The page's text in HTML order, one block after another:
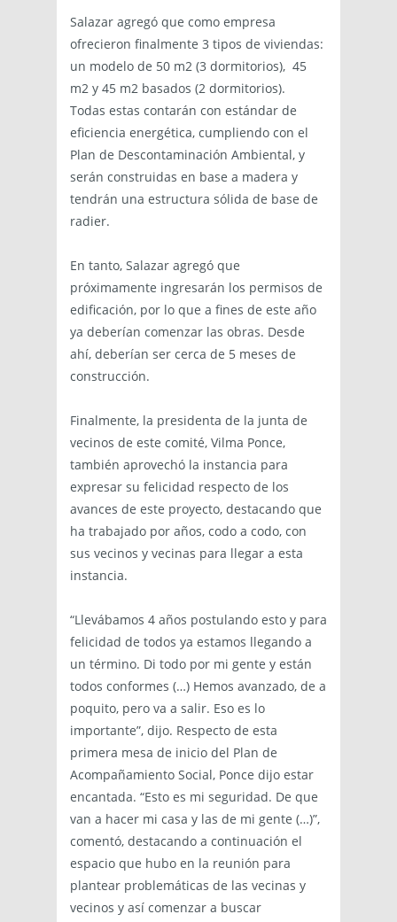
Salazar agregó que como empresa
ofrecieron finalmente 3 tipos de viviendas:
un modelo de 50 m2 (3 dormitorios), 45
m2 y 45 m2 basados (2 dormitorios).
Todas estas contarán con estándar de
eficiencia energética, cumpliendo con el
Plan de Descontaminación Ambiental, y
serán construidas en base a madera y
tendrán una estructura sólida de base de
radier.
En tanto, Salazar agregó que
próximamente ingresarán los permisos de
edificación, por lo que a fines de este año
ya deberían comenzar las obras. Desde
ahí, deberían ser cerca de 5 meses de
construcción.
Finalmente, la presidenta de la junta de
vecinos de este comité, Vilma Ponce,
también aprovechó la instancia para
expresar su felicidad respecto de los
avances de este proyecto, destacando que
ha trabajado por años, codo a codo, con
sus vecinos y vecinas para llegar a esta
instancia.
“Llevábamos 4 años postulando esto y para
felicidad de todos ya estamos llegando a
un término. Di todo por mi gente y están
todos conformes (…) Hemos avanzado, de a
poquito, pero va a salir. Eso es lo
importante”, dijo. Respecto de esta
primera mesa de inicio del Plan de
Acompañamiento Social, Ponce dijo estar
encantada. “Esto es mi seguridad. De que
van a hacer mi casa y las de mi gente (…)”,
comentó, destacando a continuación el
espacio que hubo en la reunión para
plantear problemáticas de las vecinas y
vecinos y así comenzar a buscar